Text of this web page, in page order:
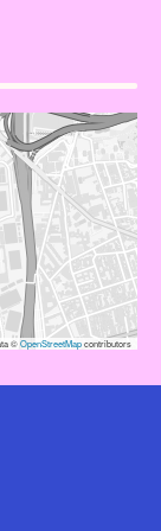
©OpenStreetMapcontributors